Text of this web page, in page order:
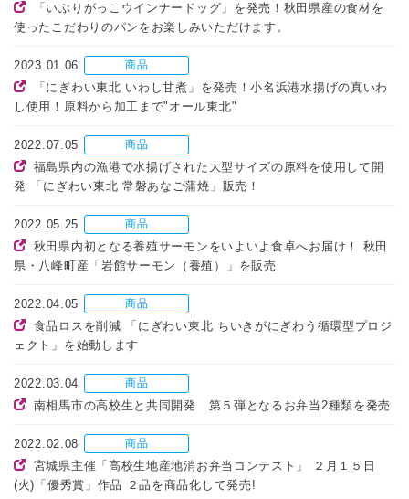
「いぶりがっこウインナードッグ」を発売！秋田県産の食材を
使ったこだわりのパンをお楽しみいただけます。
2023.01.06 商品
「にぎわい東北 いわし甘煮」を発売！小名浜港水揚げの真いわ
し使用！原料から加工まで"オール東北"
2022.07.05 商品
福島県内の漁港で水揚げされた大型サイズの原料を使用して開
発 「にぎわい東北 常磐あなご蒲焼」販売！
2022.05.25 商品
秋田県内初となる養殖サーモンをいよいよ食卓へお届け！ 秋田
県・八峰町産「岩館サーモン（養殖）」を販売
2022.04.05 商品
食品ロスを削減 「にぎわい東北 ちいきがにぎわう循環型プロジ
ェクト」を始動します
2022.03.04 商品
南相馬市の高校生と共同開発 第５弾となるお弁当2種類を発売
2022.02.08 商品
宮城県主催「高校生地産地消お弁当コンテスト」 ２月１５日
(火)「優秀賞」作品 ２品を商品化して発売!